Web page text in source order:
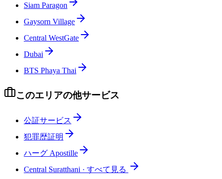
Siam Paragon
Gaysorn Village
Central WestGate
Dubai
BTS Phaya Thai
このエリアの他サービス
公証サービス
犯罪歴証明
ハーグ Apostille
Central Suratthani · すべて見る